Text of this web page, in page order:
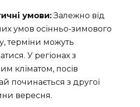
умови:Залежно від
умов осінньо-зимового
терміни можуть
У регіонах з
кліматом, посів
починається з другої
вересня.